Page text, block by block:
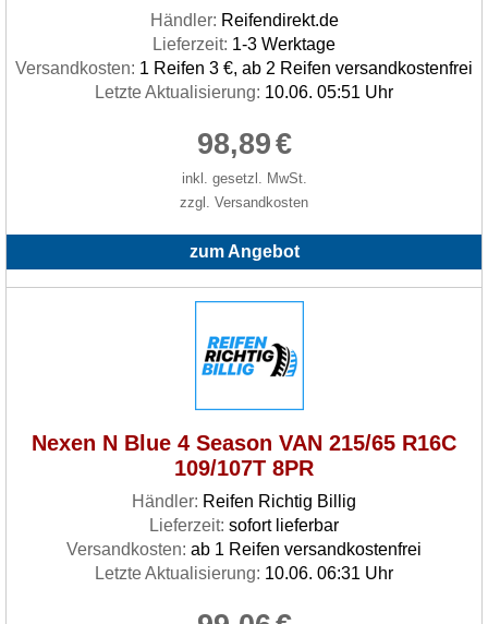
Händler: Reifendirekt.de
Lieferzeit: 1-3 Werktage
Versandkosten: 1 Reifen 3 €, ab 2 Reifen versandkostenfrei
Letzte Aktualisierung: 10.06. 05:51 Uhr
98,89€
inkl. gesetzl. MwSt.
zzgl. Versandkosten
zum Angebot
Nexen N Blue 4 Season VAN 215/65 R16C
109/107T 8PR
Händler: Reifen Richtig Billig
Lieferzeit: sofort lieferbar
Versandkosten: ab 1 Reifen versandkostenfrei
Letzte Aktualisierung: 10.06. 06:31 Uhr